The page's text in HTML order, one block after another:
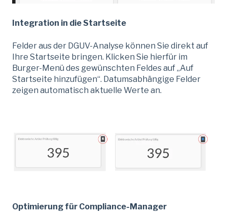
Integration in die Startseite
Felder aus der DGUV-Analyse können Sie direkt auf
Ihre Startseite bringen. Klicken Sie hierfür im
Burger-Menü des gewünschten Feldes auf „Auf
Startseite hinzufügen“. Datumsabhängige Felder
zeigen automatisch aktuelle Werte an.
Optimierung für Compliance-Manager